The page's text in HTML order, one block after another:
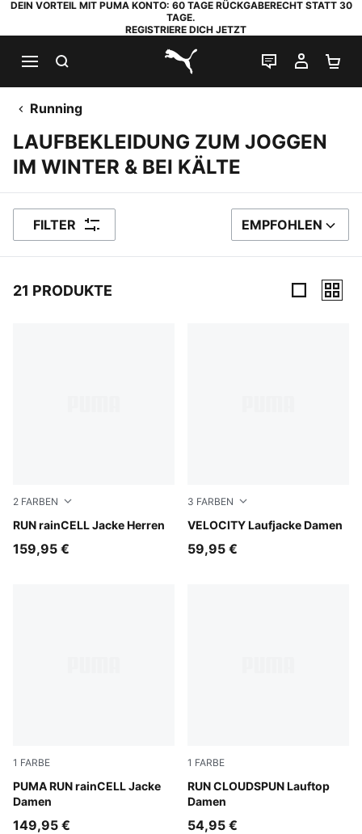
DEIN VORTEIL MIT PUMA KONTO: 60 TAGE RÜCKGABERECHT STATT 30
TAGE.
REGISTRIERE DICH JETZT
PUMA.com
LIVE-CHAT
MEIN
Running
LAUFBEKLEIDUNG ZUM JOGGEN
IM WINTER & BEI KÄLTE
FILTER SORTIEREN NACH
EMPFOHLEN
21 PRODUKTE
2 FARBEN
RUN rainCELL Jacke Herren
Puma Black
159,95 €
3 FARBEN
VELOCITY Laufjacke Damen
Light Lavender
59,95 €
1 FARBE
PUMA RUN rainCELL Jacke
Damen
Puma Black
149,95 €
1 FARBE
RUN CLOUDSPUN Lauftop
Damen
Light Lavender
54,95 €